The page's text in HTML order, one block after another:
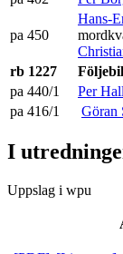
pa 450
Hans-
rb 1227
pa 440/1
Per Hall
pa 416/1
Göran
I
Uppslag i wpu